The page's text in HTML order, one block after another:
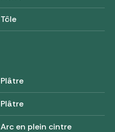
Tôle
Plâtre
Plâtre
Arc en plein cintre